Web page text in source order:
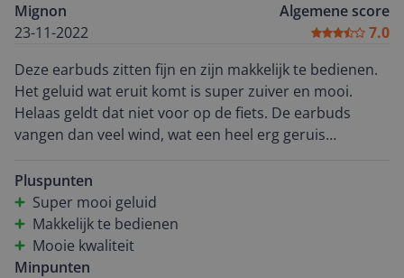
Mignon
23-11-2022
Algemene score
7.0
Deze earbuds zitten fijn en zijn makkelijk te bedienen.
Het geluid wat eruit komt is super zuiver en mooi.
Helaas geldt dat niet voor op de fiets. De earbuds
vangen dan veel wind, wat een heel erg geruis
zetten omdat het pijn deed aan mijn oren. Bellen op de
fiets gaat daardoor ook helaas niet.
Pluspunten
Super mooi geluid
Makkelijk te bedienen
Mooie kwaliteit
Minpunten